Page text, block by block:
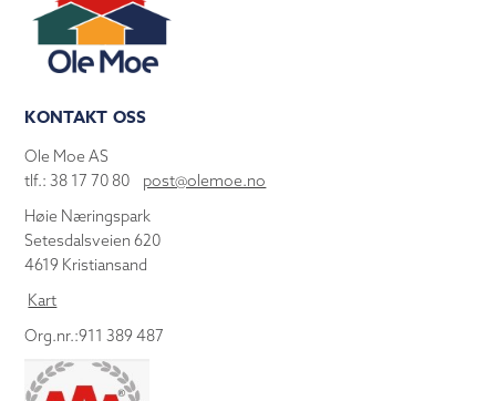
KONTAKT OSS
Ole Moe AS
tlf.: 38 17 70 80 post@olemoe.no
Høie Næringspark
Setesdalsveien 620
4619 Kristiansand
Kart
Org.nr.:911 389 487